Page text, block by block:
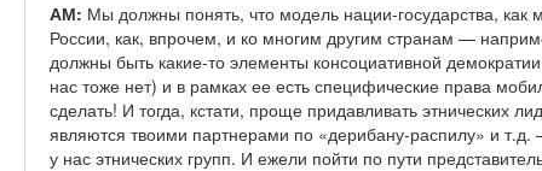
АМ: Мы должны понять, что модель нации-государства,
России, как, впрочем, и ко многим другим странам —
должны быть какие-то элементы консоциативной
нас тоже нет) и в рамках ее есть специфические права
сделать! И тогда, кстати, проще придавливать этнических
являются твоими партнерами по «дерибану-распилу» и
у нас этнических групп. И ежели пойти по пути